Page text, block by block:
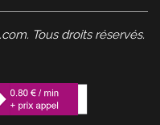
Tous droits réservés.